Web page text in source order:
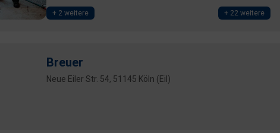
+ 2 weitere + 22 weitere
Breuer
Neue Eiler Str. 54, 51145 Köln (Eil)